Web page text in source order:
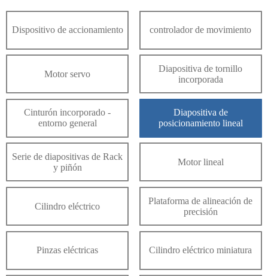
Dispositivo de accionamiento controlador de movimiento
Motor servo
Diapositiva de tornillo
incorporada
Cinturón incorporado -
entorno general
Diapositiva de
posicionamiento lineal
Serie de diapositivas de Rack
y piñón
Motor lineal
Cilindro eléctrico
Plataforma de alineación de
precisión
Pinzas eléctricas Cilindro eléctrico miniatura